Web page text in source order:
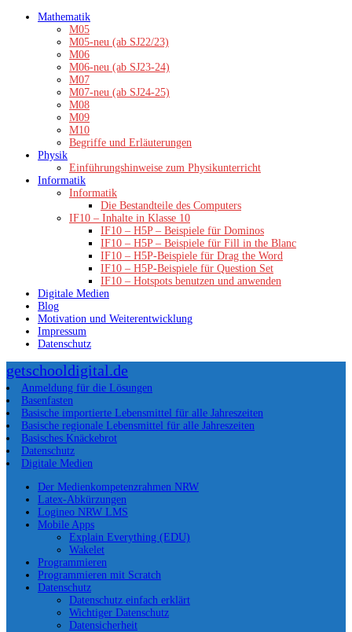
Zum
Mathematik
M05
M05-neu (ab SJ22/23)
M06
M06-neu (ab SJ23-24)
M07
M07-neu (ab SJ24-25)
M08
M09
M10
Begriffe und Erläuterungen
Physik
Einführungshinweise zum Physikunterricht
Informatik
Informatik
Die Bestandteile des Computers
IF10 – Inhalte in Klasse 10
IF10 – H5P – Beispiele für Dominos
IF10 – H5P – Beispiele für Fill in the Blanc
IF10 – H5P-Beispiele für Drag the Word
IF10 – H5P-Beispiele für Question Set
IF10 – Hotspots benutzen und anwenden
Digitale Medien
Blog
Motivation und Weiterentwicklung
Impressum
Datenschutz
getschooldigital.de
Anmeldung für die Lösungen
Basenfasten
Basische importierte Lebensmittel für alle Jahreszeiten
Basische regionale Lebensmittel für alle Jahreszeiten
Basisches Knäckebrot
Datenschutz
Digitale Medien
Der Medienkompetenzrahmen NRW
Latex-Abkürzungen
Logineo NRW LMS
Mobile Apps
Explain Everything (EDU)
Wakelet
Programmieren
Programmieren mit Scratch
Datenschutz
Datenschutz einfach erklärt
Wichtiger Datenschutz
Datensicherheit